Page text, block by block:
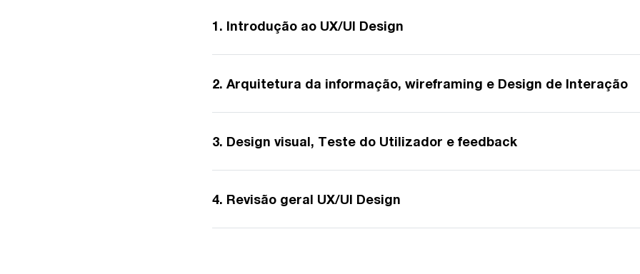
1. Introdução ao UX/UI Design
2. Arquitetura da informação, wireframing e Design de Interação
3. Design visual, Teste do Utilizador e feedback
4. Revisão geral UX/UI Design